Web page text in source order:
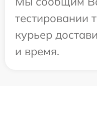
тестировании
курьер
и время.